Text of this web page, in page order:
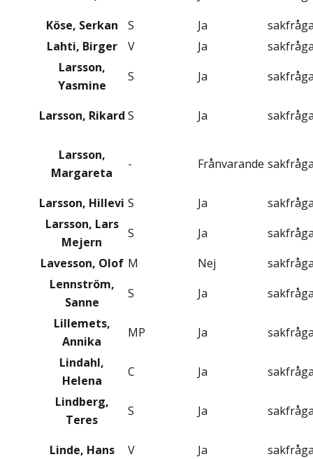
Köse, Serkan
S Ja
Lahti, Birger
V Ja
Larsson,
Yasmine
S Ja
Larsson, Rikard S Ja
Larsson,
Margareta
- Frånvarande
Larsson, Hillevi S Ja
Larsson, Lars
Mejern
S Ja
Lavesson, Olof M Nej
Lennström,
Sanne
S Ja
Lillemets,
Annika
MP Ja
Lindahl,
Helena
C Ja
Lindberg,
Teres
S Ja
Linde, Hans V Ja